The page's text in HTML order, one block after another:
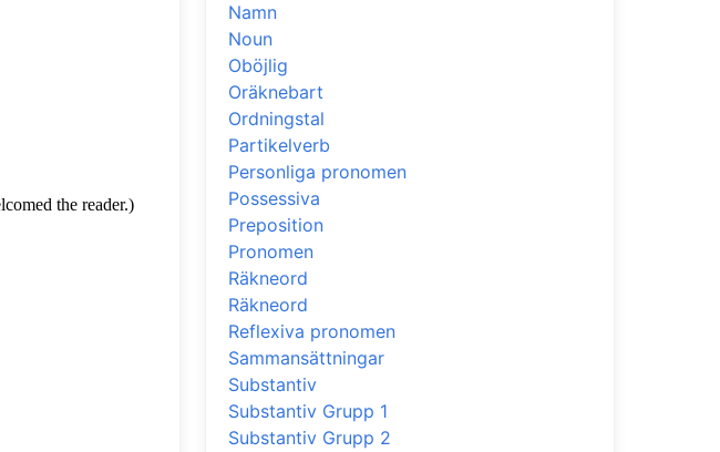
the reader.)
Namn
Noun
Oböjlig
Oräknebart
Ordningstal
Partikelverb
Personliga pronomen
Possessiva
Preposition
Pronomen
Räkneord
Räkneord
Reflexiva pronomen
Sammansättningar
Substantiv
Substantiv Grupp 1
Substantiv Grupp 2